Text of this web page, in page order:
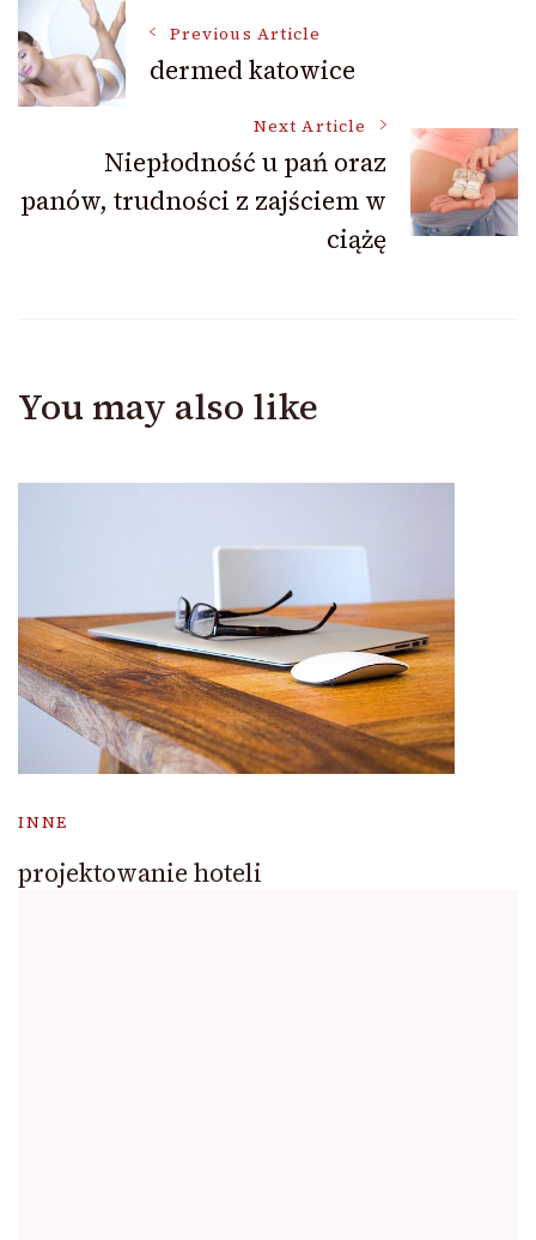
Post
Navigation
Previous Article
dermed katowice
Next Article
Niepłodność u pań oraz
panów, trudności z zajściem w
ciążę
You may also like
INNE
projektowanie hoteli